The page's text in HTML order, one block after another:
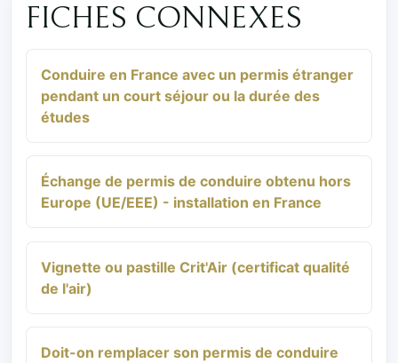
FICHES CONNEXES
Conduire en France avec un permis étranger
pendant un court séjour ou la durée des
études
Échange de permis de conduire obtenu hors
Europe (UE/EEE) - installation en France
Vignette ou pastille Crit'Air (certificat qualité
de l'air)
Doit-on remplacer son permis de conduire